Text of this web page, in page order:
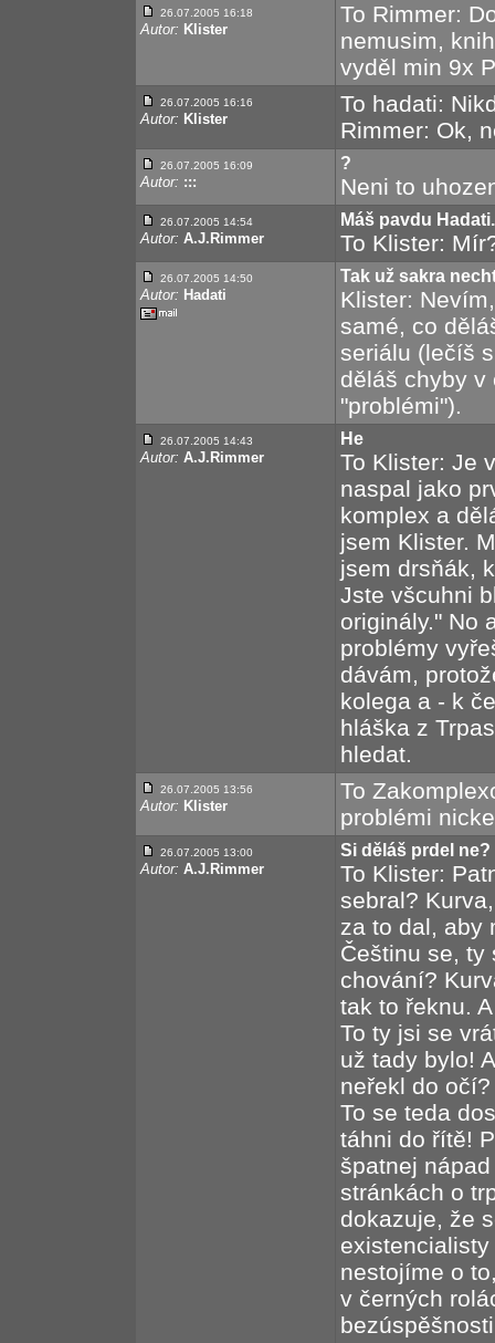
26.07.2005 16:18
Autor: Klister
To Rimmer:
nemusim,
vyděl min 9x
26.07.2005 16:16
Autor: Klister
To hadati:
Rimmer: Ok,
26.07.2005 16:09
Autor: :::
?
Neni to
26.07.2005 14:54
Autor: A.J.Rimmer
Máš pavdu Hadati.
To Klister:
26.07.2005 14:50
Autor: Hadati
Tak už sakra
Klister:
samé, co
seriálu (lečíš
děláš chyby
"problémi").
26.07.2005 14:43
Autor: A.J.Rimmer
He
To Klister: Je
naspal jako
komplex a
jsem Klister.
jsem drsňák,
Jste všcuhni
originály." No
problémy
dávám,
kolega a - k
hláška z
hledat.
26.07.2005 13:56
Autor: Klister
To
problémi
26.07.2005 13:00
Autor: A.J.Rimmer
Si děláš prdel ne?
To Klister:
sebral?
za to dal, aby
Češtinu se, ty
chování?
tak to řeknu.
To ty jsi se
už tady bylo!
neřekl do
To se teda
táhni do řítě!
špatnej
stránkách o
dokazuje, že
nestojíme o
v černých